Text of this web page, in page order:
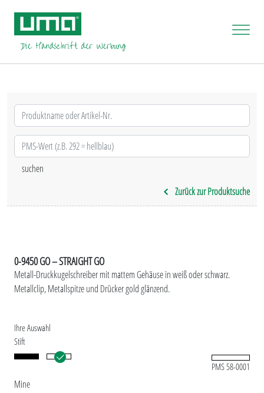
Zurück zur Produktsuche
0-9450 GO – STRAIGHT GO
Metall-Druckkugelschreiber mit mattem Gehäuse in weiß oder schwarz.
Metallclip, Metallspitze und Drücker gold glänzend.
Ihre Auswahl
Stift
PMS 58-0001
Mine